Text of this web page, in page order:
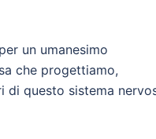
un umanesimo
che progettiamo,
di questo sistema